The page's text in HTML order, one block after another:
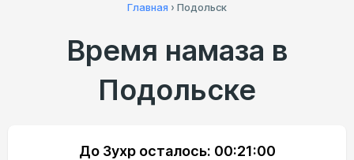
Главная › Подольск
Время намаза в
Подольске
До Зухр осталось: 00:21:00